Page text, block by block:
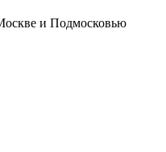
и Подмосковью